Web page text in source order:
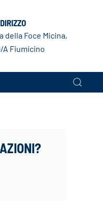
della Foce Micina,
A Fiumicino